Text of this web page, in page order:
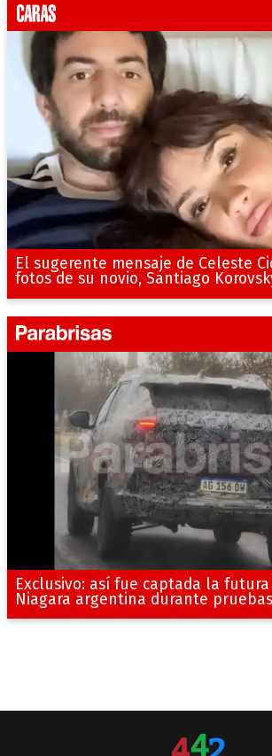
El sugerente mensaje de Celeste
fotos de su novio, Santiago
Exclusivo: así fue captada la
Niagara argentina durante